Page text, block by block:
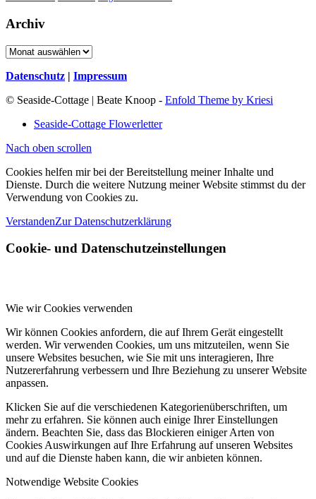
Archiv
Archiv
Datenschutz | Impressum
© Seaside-Cottage | Beate Knoop - Enfold Theme by Kriesi
Seaside-Cottage Flowerletter
Nach oben scrollen
Cookies helfen mir bei der Bereitstellung meiner Inhalte und
Dienste. Durch die weitere Nutzung meiner Website stimmst du der
Verwendung von Cookies zu.
VerstandenZur Datenschutzerklärung
Cookie- und Datenschutzeinstellungen
Wie wir Cookies verwenden
Wir können Cookies anfordern, die auf Ihrem Gerät eingestellt
werden. Wir verwenden Cookies, um uns mitzuteilen, wenn Sie
unsere Websites besuchen, wie Sie mit uns interagieren, Ihre
Nutzererfahrung verbessern und Ihre Beziehung zu unserer Website
anpassen.
Klicken Sie auf die verschiedenen Kategorienüberschriften, um
mehr zu erfahren. Sie können auch einige Ihrer Einstellungen
ändern. Beachten Sie, dass das Blockieren einiger Arten von
Cookies Auswirkungen auf Ihre Erfahrung auf unseren Websites
und auf die Dienste haben kann, die wir anbieten können.
Notwendige Website Cookies